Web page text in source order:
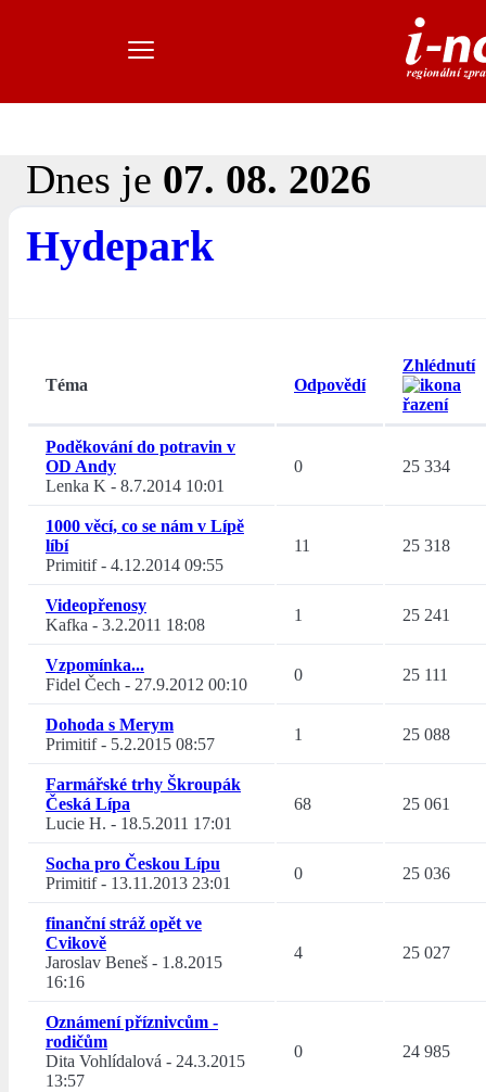
Dnes je 07. 08. 2026
Hydepark
Téma Odpovědí
Zhlédnutí
Poděkování do potravin v
OD Andy
Lenka K - 8.7.2014 10:01
0 25 334
1000 věcí, co se nám v Lípě
líbí
Primitif- 4.12.2014 09:55
11 25 318
Videopřenosy
Kafka - 3.2.2011 18:08
1 25 241
Vzpomínka...
Fidel Čech - 27.9.2012 00:10
0 25 111
Dohoda s Merym
Primitif- 5.2.2015 08:57
1 25 088
Farmářské trhy Škroupák
Česká Lípa
Lucie H. - 18.5.2011 17:01
68 25 061
Socha pro Českou Lípu
Primitif- 13.11.2013 23:01
0 25 036
finanční stráž opět ve
Cvikově
Jaroslav Beneš - 1.8.2015
16:16
4 25 027
Oznámení příznivcům -
rodičům
Dita Vohlídalová - 24.3.2015
13:57
0 24 985